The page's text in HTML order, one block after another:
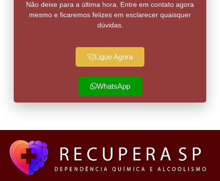
Não deixe para a última hora. Entre em contato agora
mesmo e ficaremos felizes em esclarecer quaisquer
dúvidas.
Ligue Agora
WhatsApp